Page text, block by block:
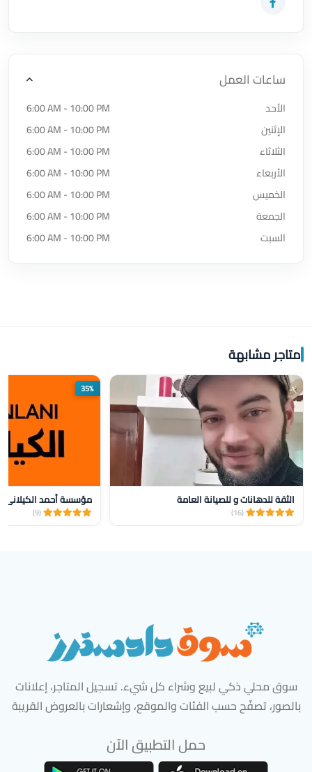
زيارة حساب المتجر على Facebook-f
ساعات العمل
الأحد
6:00 AM - 10:00 PM
الإثنين
6:00 AM - 10:00 PM
الثلاثاء
6:00 AM - 10:00 PM
الأربعاء
6:00 AM - 10:00 PM
الخميس
6:00 AM - 10:00 PM
الجمعة
6:00 AM - 10:00 PM
السبت
6:00 AM - 10:00 PM
متاجر مشابهة
الثقة للدهانات و للصيانة العامة
(16)
35%
(9)
سوق محلي ذكي لبيع وشراء كل شيء. تسجيل المتاجر، إعلانات
بالصور، تصفّح حسب الفئات والموقع، وإشعارات بالعروض القريبة
حمل التطبيق الآن